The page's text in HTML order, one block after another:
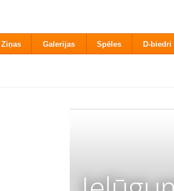
Ziņas Galerijas Spēles D-biedri